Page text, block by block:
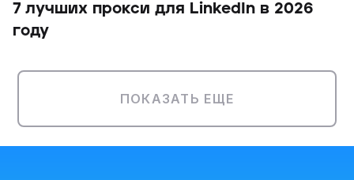
7 лучших прокси для LinkedIn в 2026
году
ПОКАЗАТЬ ЕЩЕ